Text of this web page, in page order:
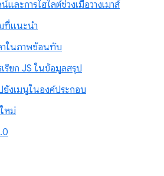
และการไฮไลต์ช่วงเมื่อวางเมาส์
ที่แนะนำ
าในภาพซ้อนทับ
รียก JS ในข้อมูลสรุป
ยังเมนูในองค์ประกอบ
หม่